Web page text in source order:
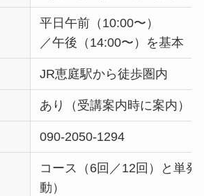
平日午前（10:00〜）
／午後（14:00〜）を基本（
JR恵庭駅から徒歩圏内
あり（受講案内時に案内）
090-2050-1294
コース（6回／12回）と単
動）